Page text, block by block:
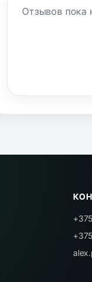
Отзывов пока